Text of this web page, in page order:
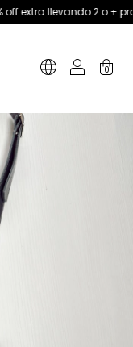
llevando 2 o + productos
0